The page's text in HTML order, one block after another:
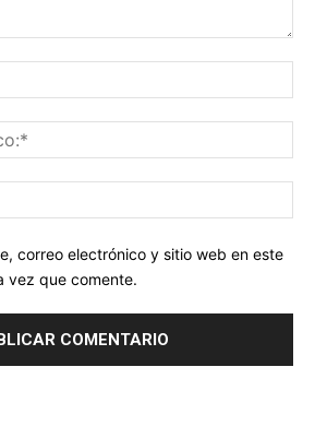
correo electrónico y sitio web en este
vez que comente.